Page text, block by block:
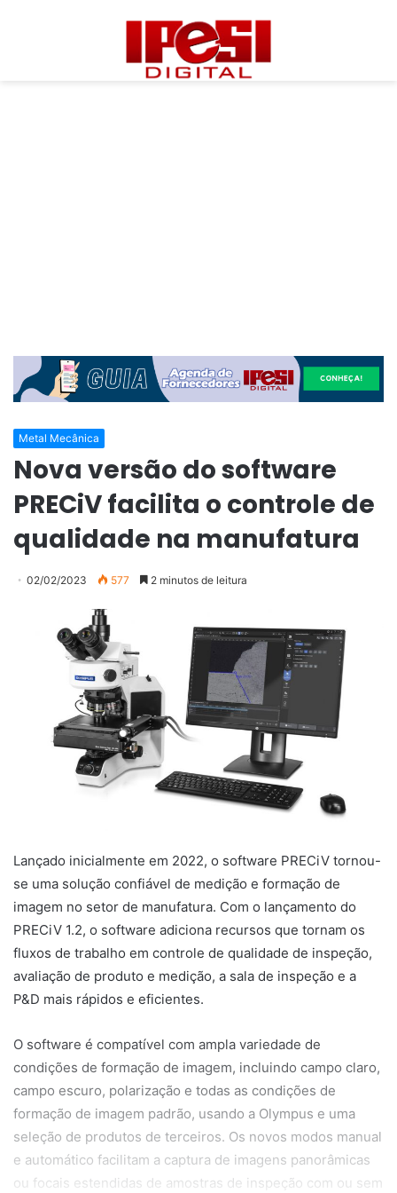
Metal Mecânica
Nova versão do software
PRECiV facilita o controle de
qualidade na manufatura
02/02/2023 577 2 minutos de leitura
Lançado inicialmente em 2022, o software PRECiV tornou-
se uma solução confiável de medição e formação de
imagem no setor de manufatura. Com o lançamento do
PRECiV 1.2, o software adiciona recursos que tornam os
fluxos de trabalho em controle de qualidade de inspeção,
avaliação de produto e medição, a sala de inspeção e a
P&D mais rápidos e eficientes.
O software é compatível com ampla variedade de
condições de formação de imagem, incluindo campo claro,
campo escuro, polarização e todas as condições de
formação de imagem padrão, usando a Olympus e uma
seleção de produtos de terceiros. Os novos modos manual
e automático facilitam a captura de imagens panorâmicas
ou focais estendidas de amostras de inspeção com ou sem